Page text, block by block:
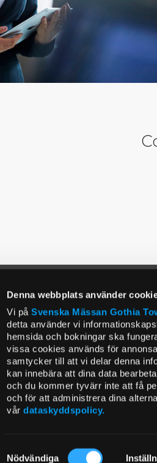
Denna webbplats använder
Vi påSvenska Mässan Gothia
detta använder vi
hemsida och bokningar ska
vissa cookies används för
samtycker till att vi delar denna
kan innebära att dina data
och du kommer tyvärr inte att få
och för att administrera dina
vårdataskyddspolicy.
Nödvändiga